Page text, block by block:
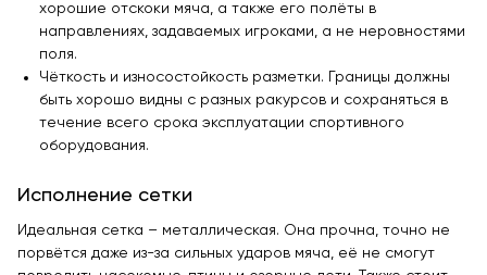
хорошие отскоки мяча, а также его полёты в
направлениях, задаваемых игроками, а не неровностями
поля.
Чёткость и износостойкость разметки. Границы должны
быть хорошо видны с разных ракурсов и сохраняться в
течение всего срока эксплуатации спортивного
оборудования.
Исполнение сетки
Идеальная сетка – металлическая. Она прочна, точно не
порвётся даже из-за сильных ударов мяча, её не смогут